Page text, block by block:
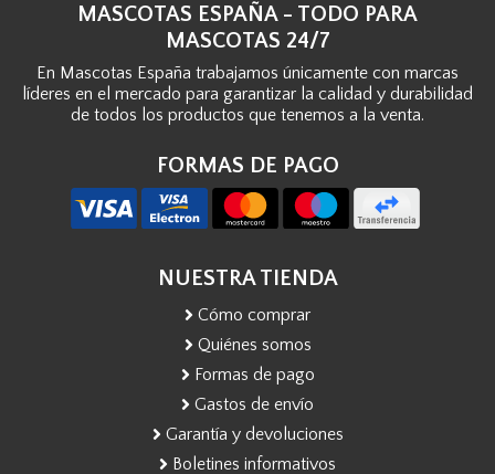
MASCOTAS ESPAÑA - TODO PARA
MASCOTAS 24/7
En Mascotas España trabajamos únicamente con marcas
líderes en el mercado para garantizar la calidad y durabilidad
de todos los productos que tenemos a la venta.
FORMAS DE PAGO
NUESTRA TIENDA
Cómo comprar
Quiénes somos
Formas de pago
Gastos de envío
Garantía y devoluciones
Boletines informativos